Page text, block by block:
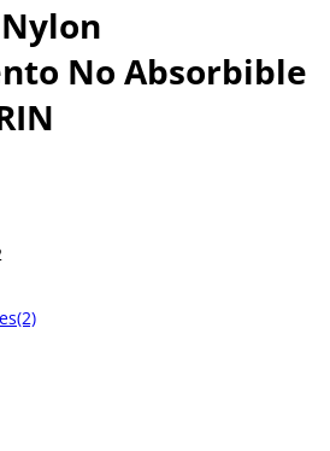
No Absorbible
(2)